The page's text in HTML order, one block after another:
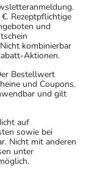
Rezeptpflichtige
und
kombinierbar
Aktionen.
Bestellwert
und Coupons.
und gilt
auf
sowie bei
Nicht mit anderen
unter